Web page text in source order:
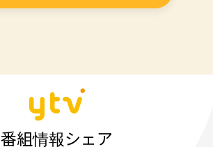
番組情報シェア